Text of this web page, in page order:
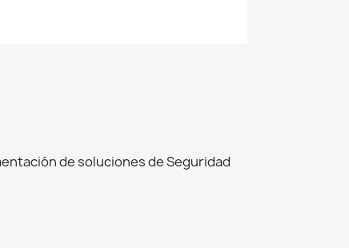
de soluciones de Seguridad